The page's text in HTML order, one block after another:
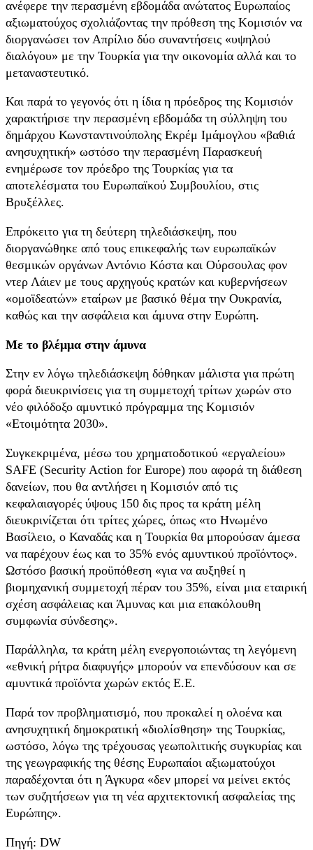
ανέφερε την περασμένη εβδομάδα ανώτατος Ευρωπαίος
αξιωματούχος σχολιάζοντας την πρόθεση της Κομισιόν να
διοργανώσει τον Απρίλιο δύο συναντήσεις «υψηλού
διαλόγου» με την Τουρκία για την οικονομία αλλά και το
μεταναστευτικό.
Και παρά το γεγονός ότι η ίδια η πρόεδρος της Κομισιόν
χαρακτήρισε την περασμένη εβδομάδα τη σύλληψη του
δημάρχου Κωνσταντινούπολης Εκρέμ Ιμάμογλου «βαθιά
ανησυχητική» ωστόσο την περασμένη Παρασκευή
ενημέρωσε τον πρόεδρο της Τουρκίας για τα
αποτελέσματα του Ευρωπαϊκού Συμβουλίου, στις
Βρυξέλλες.
Επρόκειτο για τη δεύτερη τηλεδιάσκεψη, που
διοργανώθηκε από τους επικεφαλής των ευρωπαϊκών
θεσμικών οργάνων Αντόνιο Κόστα και Ούρσουλας φον
ντερ Λάιεν με τους αρχηγούς κρατών και κυβερνήσεων
«ομοϊδεατών» εταίρων με βασικό θέμα την Ουκρανία,
καθώς και την ασφάλεια και άμυνα στην Ευρώπη.
Με το βλέμμα στην άμυνα
Στην εν λόγω τηλεδιάσκεψη δόθηκαν μάλιστα για πρώτη
φορά διευκρινίσεις για τη συμμετοχή τρίτων χωρών στο
νέο φιλόδοξο αμυντικό πρόγραμμα της Κομισιόν
«Ετοιμότητα 2030».
Συγκεκριμένα, μέσω του χρηματοδοτικού «εργαλείου»
SAFE (Security Action for Europe) που αφορά τη διάθεση
δανείων, που θα αντλήσει η Κομισιόν από τις
κεφαλαιαγορές ύψους 150 δις προς τα κράτη μέλη
διευκρινίζεται ότι τρίτες χώρες, όπως «το Ηνωμένο
Βασίλειο, ο Καναδάς και η Τουρκία θα μπορούσαν άμεσα
να παρέχουν έως και το 35% ενός αμυντικού προϊόντος».
Ωστόσο βασική προϋπόθεση «για να αυξηθεί η
βιομηχανική συμμετοχή πέραν του 35%, είναι μια εταιρική
σχέση ασφάλειας και Άμυνας και μια επακόλουθη
συμφωνία σύνδεσης».
Παράλληλα, τα κράτη μέλη ενεργοποιώντας τη λεγόμενη
«εθνική ρήτρα διαφυγής» μπορούν να επενδύσουν και σε
αμυντικά προϊόντα χωρών εκτός Ε.Ε.
Παρά τον προβληματισμό, που προκαλεί η ολοένα και
ανησυχητική δημοκρατική «διολίσθηση» της Τουρκίας,
ωστόσο, λόγω της τρέχουσας γεωπολιτικής συγκυρίας και
της γεωγραφικής της θέσης Ευρωπαίοι αξιωματούχοι
παραδέχονται ότι η Άγκυρα «δεν μπορεί να μείνει εκτός
των συζητήσεων για τη νέα αρχιτεκτονική ασφαλείας της
Ευρώπης».
Πηγή: DW